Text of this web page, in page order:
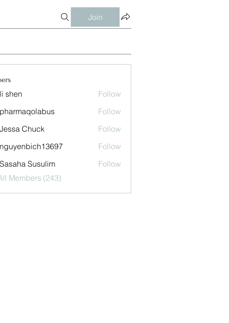
Join
shen Follow
Follow
Chuck
Follow
Follow
Susulim
Follow
Members (243)